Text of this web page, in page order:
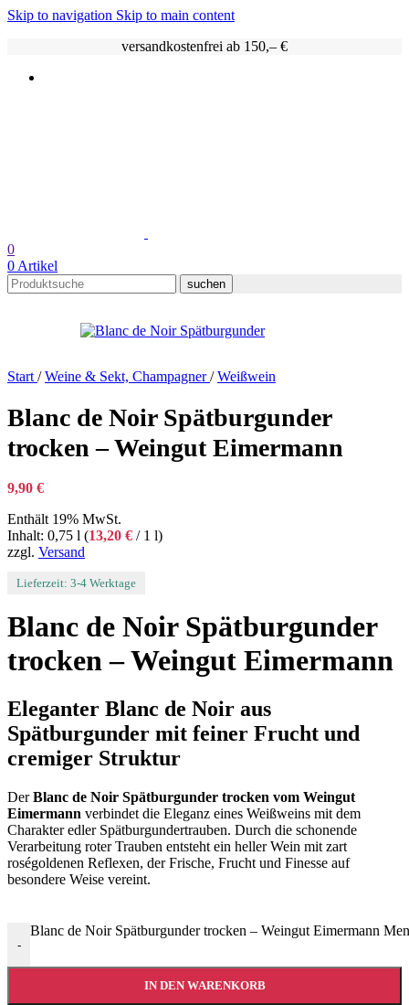
Skip to navigation Skip to main content
versandkostenfrei ab 150,– €
0
0 Artikel
suchen
Start / Weine & Sekt, Champagner/ Weißwein
Blanc de Noir Spätburgunder
trocken – Weingut Eimermann
9,90 €
Enthält 19% MwSt.
Inhalt: 0,75 l (13,20 € / 1 l)
zzgl. Versand
Lieferzeit: 3-4 Werktage
Blanc de Noir Spätburgunder
trocken – Weingut Eimermann
Eleganter Blanc de Noir aus
Spätburgunder mit feiner Frucht und
cremiger Struktur
DerBlanc de Noir Spätburgunder trocken vom Weingut
Eimermann verbindet die Eleganz eines Weißweins mit dem
Charakter edler Spätburgundertrauben. Durch die schonende
Verarbeitung roter Trauben entsteht ein heller Wein mit zart
roségoldenen Reflexen, der Frische, Frucht und Finesse auf
besondere Weise vereint.
-
Blanc de Noir Spätburgunder trocken – Weingut Eimermann
IN DEN WARENKORB